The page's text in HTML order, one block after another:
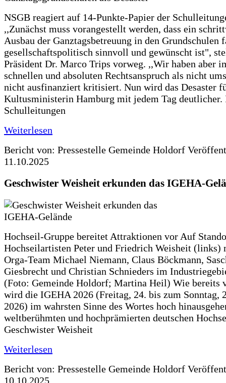
NSGB reagiert auf 14-Punkte-Papier der
,,Zunächst muss vorangestellt werden, dass ein
Ausbau der Ganztagsbetreuung in den Grundschulen
gesellschaftspolitisch sinnvoll und gewünscht ist",
Präsident Dr. Marco Trips vorweg. ,,Wir haben aber
schnellen und absoluten Rechtsanspruch als nicht
nicht ausfinanziert kritisiert. Nun wird das Desaster
Kultusministerin Hamburg mit jedem Tag deutlicher.
Schulleitungen
Weiterlesen
Bericht von: Pressestelle Gemeinde Holdorf
11.10.2025
Geschwister Weisheit erkunden das IGEHA-
Hochseil-Gruppe bereitet Attraktionen vor Auf
Hochseilartisten Peter und Friedrich Weisheit (links)
Orga-Team Michael Niemann, Claus Böckmann,
Giesbrecht und Christian Schnieders im
(Foto: Gemeinde Holdorf; Martina Heil) Wie bereits
wird die IGEHA 2026 (Freitag, 24. bis zum Sonntag,
2026) im wahrsten Sinne des Wortes hoch
weltberühmten und hochprämierten deutschen
Geschwister Weisheit
Weiterlesen
Bericht von: Pressestelle Gemeinde Holdorf
10.10.2025